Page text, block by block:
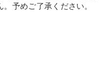
。予めご了承ください。